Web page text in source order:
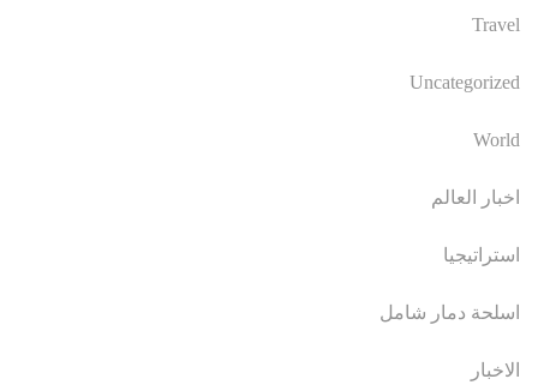
Travel
Uncategorized
World
اخبار العالم
استراتيجيا
اسلحة دمار شامل
الاخبار